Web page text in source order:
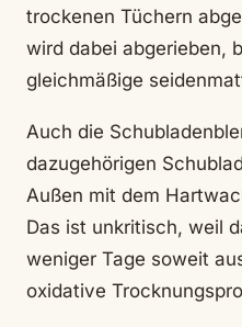
trockenen Tüchern
wird dabei abgerieben,
gleichmäßige
Auch die
dazugehörigen
Außen mit dem
Das ist unkritisch, weil
weniger Tage soweit
oxidative